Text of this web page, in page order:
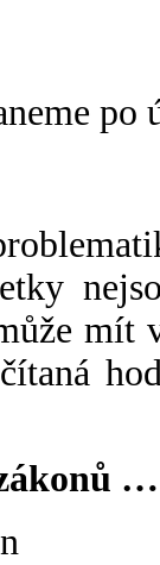
po
mít
…